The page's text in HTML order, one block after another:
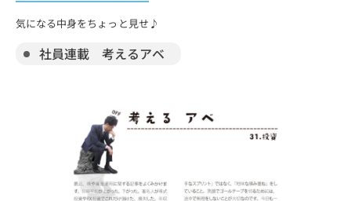
気になる中身をちょっと見せ♪
社員連載 考えるアベ